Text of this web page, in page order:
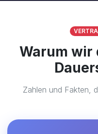
Warum wir
Zahlen und Fakten,